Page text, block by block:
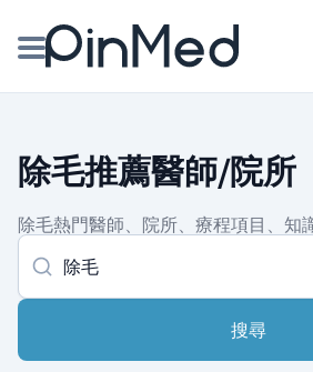
醫師專欄專訪
健康主題館
我是醫療人員
除毛推薦醫師/院所
除毛熱門醫師、院所、療程項目、知
搜尋